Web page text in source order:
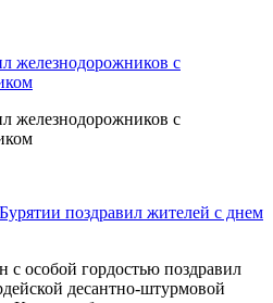
железнодорожников с
железнодорожников с
поздравил жителей с днем
с особой гордостью поздравил
десантно-штурмовой